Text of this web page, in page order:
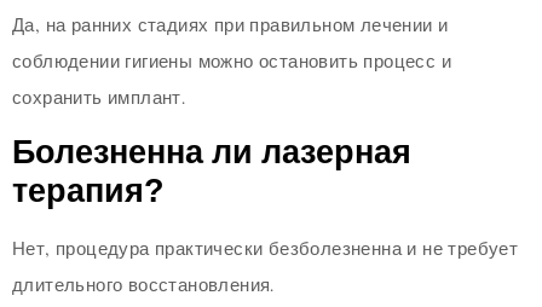
Да, на ранних стадиях при правильном лечении и
соблюдении гигиены можно остановить процесс и
сохранить имплант.
Болезненна ли лазерная
терапия?
Нет, процедура практически безболезненна и не требует
длительного восстановления.